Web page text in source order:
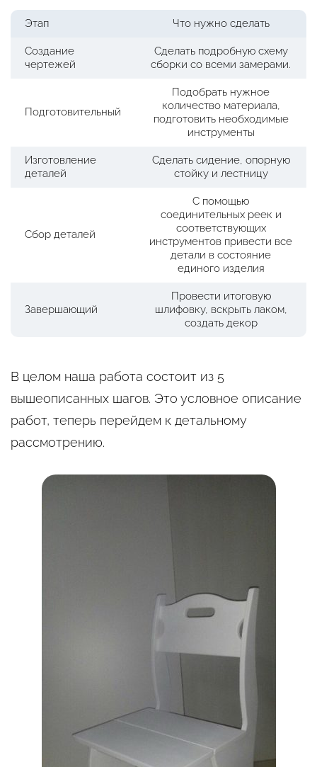
Этап Что нужно сделать
Создание
чертежей
Сделать подробную схему
сборки со всеми замерами.
Подготовительный
Подобрать нужное
количество материала,
подготовить необходимые
инструменты
Изготовление
деталей
Сделать сидение, опорную
стойку и лестницу
Сбор деталей
С помощью
соединительных реек и
соответствующих
инструментов привести все
детали в состояние
единого изделия
Завершающий
Провести итоговую
шлифовку, вскрыть лаком,
создать декор
В целом наша работа состоит из 5
вышеописанных шагов. Это условное описание
работ, теперь перейдем к детальному
рассмотрению.